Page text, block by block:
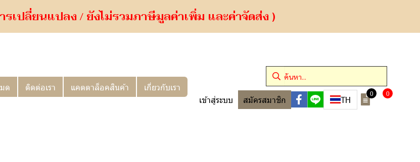
รเปลี่ยนแปลง / ยังไม่รวมภาษีมูลค่าเพิ่ม และค่าจัดส่ง )
ด ติดต่อเรา แคตตาล็อคสินค้า เกี่ยวกับเรา
เข้าสู่ระบบ สมัครสมาชิก TH
0 0